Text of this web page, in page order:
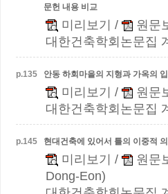
문헌 내용 비교
미리보기 / 원문
대한건축학회논문집
p.135 안동 하회마을의 지형과 가옥의
미리보기 / 원문
대한건축학회논문집
p.145 현대건축에 있어서 틀의 이중적 의
미리보기 / 원문
Dong-Eon)